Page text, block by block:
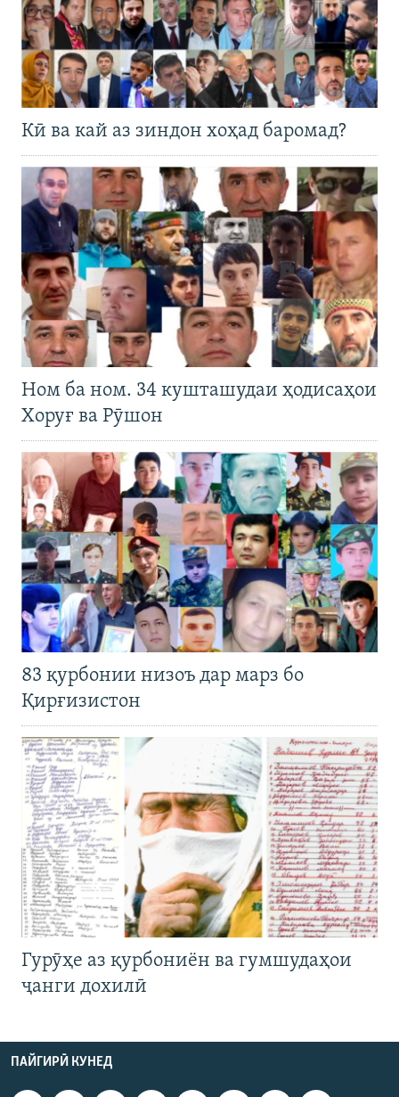
Кӣ ва кай аз зиндон хоҳад баромад?
Ном ба ном. 34 кушташудаи ҳодисаҳои
Хоруғ ва Рӯшон
83 қурбонии низоъ дар марз бо
Қирғизистон
Гурӯҳе аз қурбониён ва гумшудаҳои
ҷанги дохилӣ
ПАЙГИРӢ КУНЕД